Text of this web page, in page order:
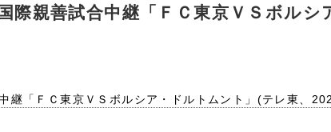
際親善試合中継「ＦＣ東京ＶＳボル
継「ＦＣ東京ＶＳボルシア・ドルトムント」(テレ東、